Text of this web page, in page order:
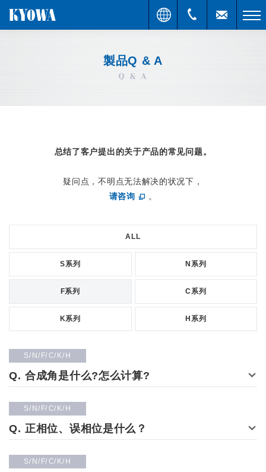
製品Q & A
Q & A
总结了客户提出的关于产品的常见问题。
疑问点，不明点无法解决的状况下，
请咨询
。
ALL
S系列 N系列
F系列 C系列
K系列 H系列
S N F C K H
合成角是什么?怎么计算?
S N F C K H
正相位、误相位是什么？
S N F C K H